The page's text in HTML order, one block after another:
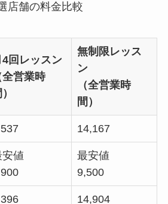
店舗の料金比較
4回レッスン
全営業時
無制限レッス
ン
（全営業時
間）
14,167
安値
最安値
9,500
14,904